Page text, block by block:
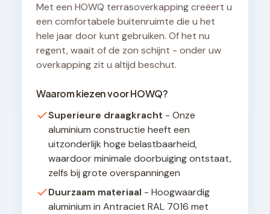
Met een HOWQ terrasoverkapping creëert u
een comfortabele buitenruimte die u het
hele jaar door kunt gebruiken. Of het nu
regent, waait of de zon schijnt - onder uw
overkapping zit u altijd beschut.
Waarom kiezen voor HOWQ?
Superieure draagkracht - Onze
aluminium constructie heeft een
uitzonderlijk hoge belastbaarheid,
waardoor minimale doorbuiging ontstaat,
zelfs bij grote overspanningen
Duurzaam materiaal - Hoogwaardig
aluminium in Antraciet RAL 7016 met